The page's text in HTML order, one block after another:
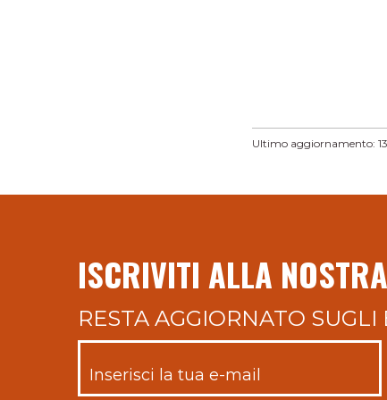
Ultimo aggiornamento:
ISCRIVITI ALLA
RESTA AGGIORNATO